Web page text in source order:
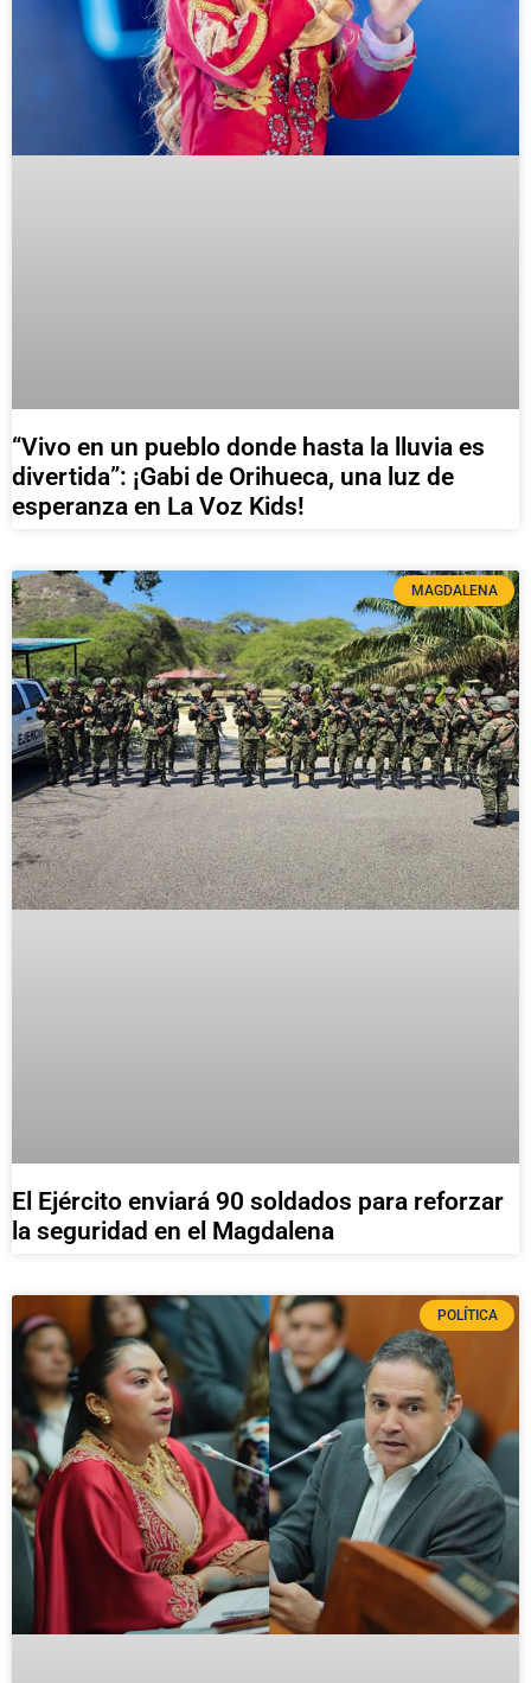
“Vivo en un pueblo donde hasta la lluvia es
divertida”: ¡Gabi de Orihueca, una luz de
esperanza en La Voz Kids!
MAGDALENA
El Ejército enviará 90 soldados para reforzar
la seguridad en el Magdalena
POLÍTICA